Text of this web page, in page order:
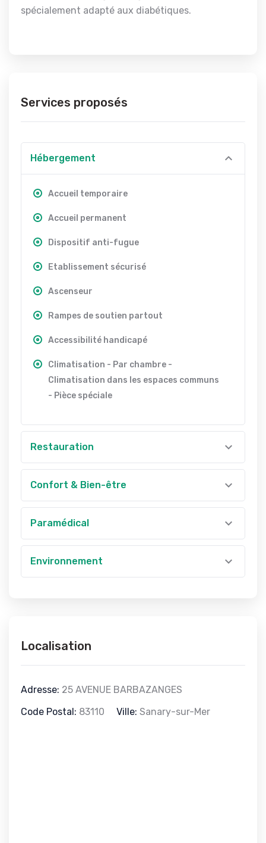
spécialement adapté aux diabétiques.
Services proposés
Hébergement
Accueil temporaire
Accueil permanent
Dispositif anti-fugue
Etablissement sécurisé
Ascenseur
Rampes de soutien partout
Accessibilité handicapé
Climatisation - Par chambre -
Climatisation dans les espaces communs
- Pièce spéciale
Restauration
Confort & Bien-être
Paramédical
Environnement
Localisation
Adresse: 25 AVENUE BARBAZANGES
Code Postal: 83110 Ville: Sanary-sur-Mer